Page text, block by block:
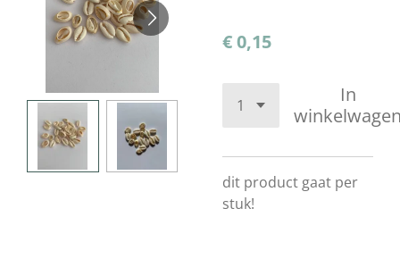
€ 0,15
In
dit product gaat per
stuk!